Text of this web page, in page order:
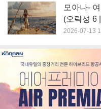
모아나-
(오락성 6
2026-07-13